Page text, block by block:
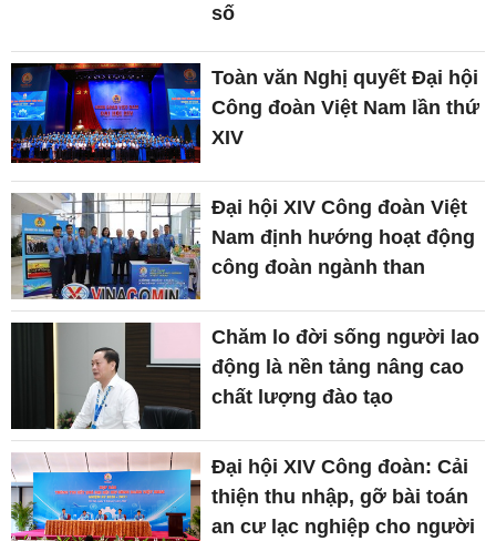
số
Toàn văn Nghị quyết Đại hội
Công đoàn Việt Nam lần thứ
XIV
Đại hội XIV Công đoàn Việt
Nam định hướng hoạt động
công đoàn ngành than
Chăm lo đời sống người lao
động là nền tảng nâng cao
chất lượng đào tạo
Đại hội XIV Công đoàn: Cải
thiện thu nhập, gỡ bài toán
an cư lạc nghiệp cho người